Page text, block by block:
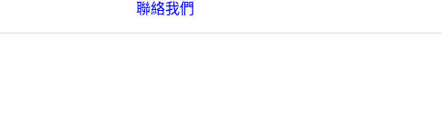
聯絡我們